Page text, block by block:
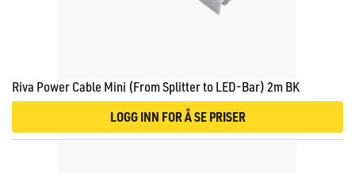
Riva Power Cable Mini (From Splitter to LED-Bar) 2m BK
LOGG INN FOR Å SE PRISER